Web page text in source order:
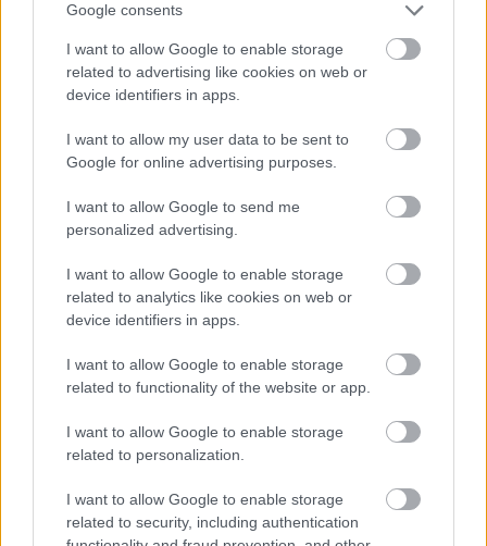
Google consents
I want to allow Google to enable storage
related to advertising like cookies on web or
device identifiers in apps.
I want to allow my user data to be sent to
Google for online advertising purposes.
I want to allow Google to send me
personalized advertising.
I want to allow Google to enable storage
related to analytics like cookies on web or
device identifiers in apps.
I want to allow Google to enable storage
related to functionality of the website or app.
I want to allow Google to enable storage
related to personalization.
I want to allow Google to enable storage
related to security, including authentication
A pénz nem adja vissza az időt. Nem hozza vissza azt a
verziót belőlünk, aki még elhitte, hogy törhetetlen.
Mégis, amikor ott álltam a naplóval a kezemben,
megértettem valamit, ami fájdalmasan emberi. A szeretet
nem mindig tűnik el attól, hogy megjelenik az árulás. Néha
ott marad a romok között, makacsul, befejezetlenül.
Nem azért sírtam, amit rám hagyott, hanem azért, amit
elveszítettünk, és azért a törékeny igazságért, hogy a
Megjegyzés: a történet fikció, valós élmények ihlették. A
nevek, szereplők és részletek megváltoztak, bármilyen
egyezés a véletlen műve.